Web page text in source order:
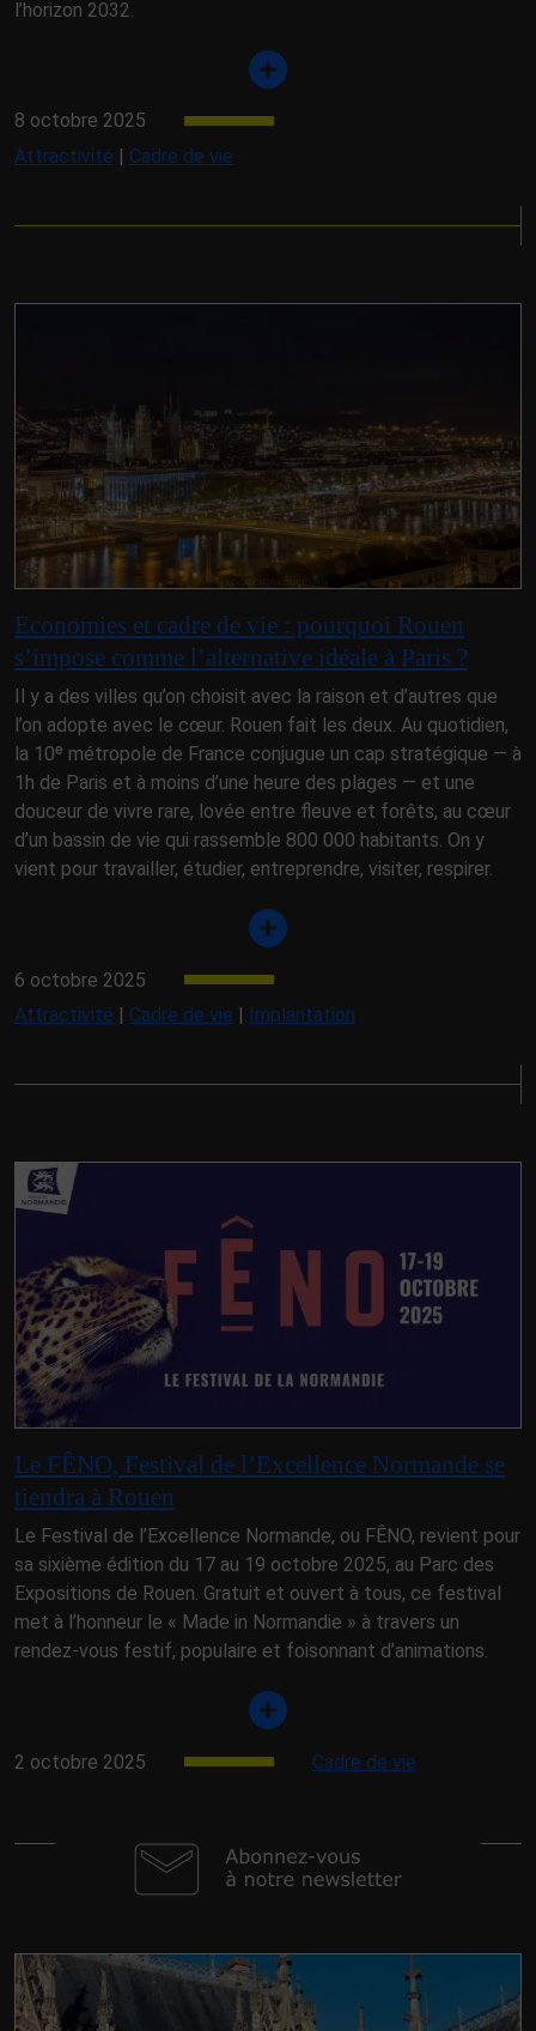
l’horizon 2032.
8 octobre 2025
Attractivité | Cadre de vie
Economies et cadre de vie : pourquoi Rouen
s’impose comme l’alternative idéale à Paris ?
Il y a des villes qu’on choisit avec la raison et d’autres que
l’on adopte avec le cœur. Rouen fait les deux. Au quotidien,
la 10ᵉ métropole de France conjugue un cap stratégique — à
1h de Paris et à moins d’une heure des plages — et une
douceur de vivre rare, lovée entre fleuve et forêts, au cœur
d’un bassin de vie qui rassemble 800 000 habitants. On y
vient pour travailler, étudier, entreprendre, visiter, respirer.
6 octobre 2025
Attractivité
Cadre de vie Implantation
Le FÊNO, Festival de l’Excellence Normande se
tiendra à Rouen
Le Festival de l’Excellence Normande, ou FÊNO, revient pour
sa sixième édition du 17 au 19 octobre 2025, au Parc des
Expositions de Rouen. Gratuit et ouvert à tous, ce festival
met à l’honneur le « Made in Normandie » à travers un
rendez-vous festif, populaire et foisonnant d’animations.
2 octobre 2025 Cadre de vie